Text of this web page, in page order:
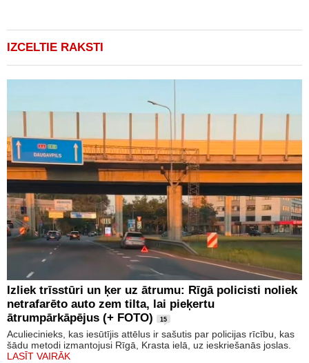
IZCELTIE RAKSTI
Izliek trīsstūri un ķer uz ātrumu: Rīgā policisti noliek
netrafarēto auto zem tilta, lai pieķertu
ātrumpārkāpējus (+ FOTO)
15
Aculiecinieks, kas iesūtījis attēlus ir sašutis par policijas rīcību, kas
šādu metodi izmantojusi Rīgā, Krasta ielā, uz ieskriešanās joslas.
LASĪT VAIRĀK